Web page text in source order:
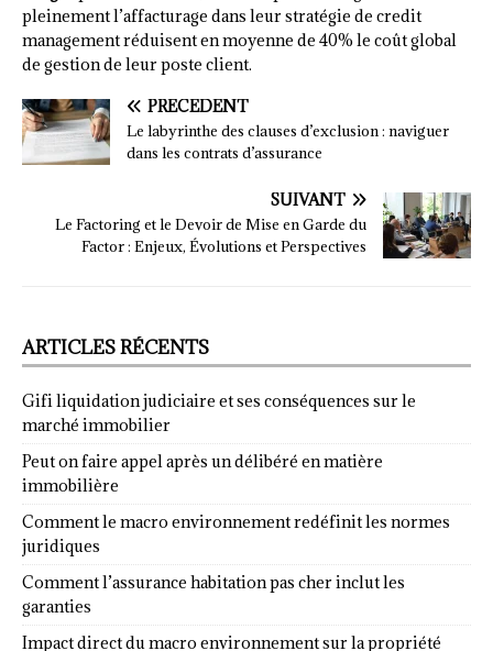
pleinement l’affacturage dans leur stratégie de credit
management réduisent en moyenne de 40% le coût global
de gestion de leur poste client.
PRÉCÉDENT
Le labyrinthe des clauses d’exclusion : naviguer
dans les contrats d’assurance
SUIVANT
Le Factoring et le Devoir de Mise en Garde du
Factor : Enjeux, Évolutions et Perspectives
ARTICLES RÉCENTS
Gifi liquidation judiciaire et ses conséquences sur le
marché immobilier
Peut on faire appel après un délibéré en matière
immobilière
Comment le macro environnement redéfinit les normes
juridiques
Comment l’assurance habitation pas cher inclut les
garanties
Impact direct du macro environnement sur la propriété